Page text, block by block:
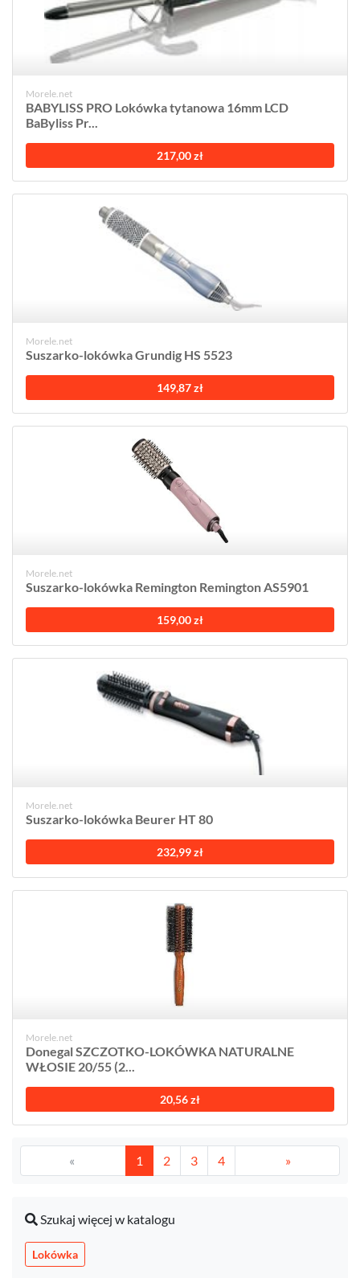
Morele.net
BABYLISS PRO Lokówka tytanowa 16mm LCD
BaByliss Pr...
217,00 zł
Morele.net
Suszarko-lokówka Grundig HS 5523
149,87 zł
Morele.net
Suszarko-lokówka Remington Remington AS5901
159,00 zł
Morele.net
Suszarko-lokówka Beurer HT 80
232,99 zł
Morele.net
Donegal SZCZOTKO-LOKÓWKA NATURALNE
WŁOSIE 20/55 (2...
20,56 zł
« 1 2 3 4 »
Szukaj więcej w katalogu
Lokówka